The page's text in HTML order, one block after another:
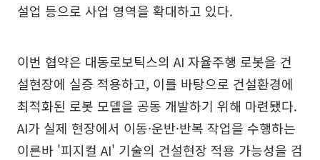
설업 등으로 사업 영역을 확대하고 있다.
이번 협약은 대동로보틱스의 AI 자율주행 로봇을 건
설현장에 실증 적용하고, 이를 바탕으로 건설환경에
최적화된 로봇 모델을 공동 개발하기 위해 마련됐다.
AI가 실제 현장에서 이동·운반·반복 작업을 수행하는
이른바 '피지컬 AI' 기술의 건설현장 적용 가능성을 검